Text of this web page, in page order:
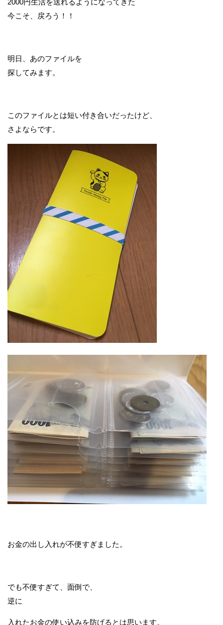
2000円生活を送れるようになってきた
今こそ、戻ろう！！
明日、あのファイルを
探してみます。
このファイルとは短い付き合いだったけど、
さよならです。
お金の出し入れが不便すぎました。
でも不便すぎて、面倒で、
逆に
入れたお金の使い込みを防げるとは思います。